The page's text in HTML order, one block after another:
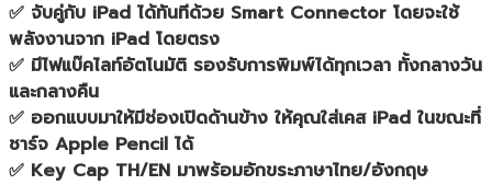
✅ จับคู่กับ iPad ได้ทันทีด้วย Smart Connector โดยจะใช้
พลังงานจาก iPad โดยตรง
✅ มีไฟแบ๊คไลท์อัตโนมัติ รองรับการพิมพ์ได้ทุกเวลา ทั้งกลางวัน
และกลางคืน
✅ ออกแบบมาให้มีช่องเปิดด้านข้าง ให้คุณใส่เคส iPad ในขณะที่
ชาร์จ Apple Pencil ได้
✅ Key Cap TH/EN มาพร้อมอักขระภาษาไทย/อังกฤษ